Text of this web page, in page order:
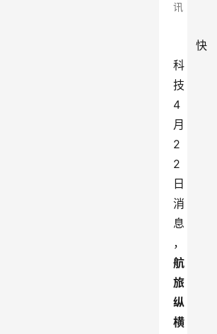
讯
快
科
技
4
月
2
2
日
消
息
，
航
旅
纵
横